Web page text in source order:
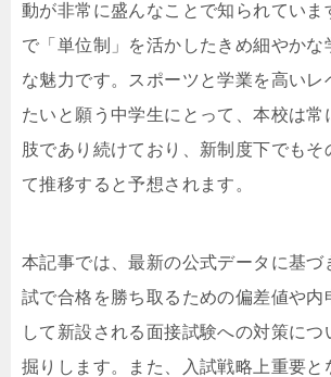
動が非常に盛んなことで知られていま
で「単位制」を活かしたきめ細やかな
な魅力です。スポーツと学業を高いレ
たいと願う中学生にとって、本校は常
肢であり続けており、新制度下でもそ
て推移すると予想されます。
本記事では、最新の公式データに基づ
試で合格を勝ち取るための偏差値や内
して新設される面接試験への対策につ
掘りします。また、入試戦略上重要と